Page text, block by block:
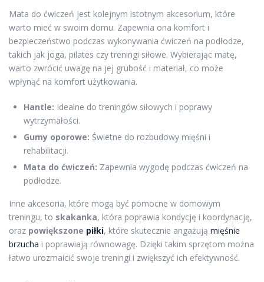
Mata do ćwiczeń jest kolejnym istotnym akcesorium, które
warto mieć w swoim domu. Zapewnia ona komfort i
bezpieczeństwo podczas wykonywania ćwiczeń na podłodze,
takich jak joga, pilates czy treningi siłowe. Wybierając matę,
warto zwrócić uwagę na jej grubość i materiał, co może
wpłynąć na komfort użytkowania.
Hantle: Idealne do treningów siłowych i poprawy
wytrzymałości.
Gumy oporowe: Świetne do rozbudowy mięśni i
rehabilitacji.
Mata do ćwiczeń: Zapewnia wygodę podczas ćwiczeń na
podłodze.
Inne akcesoria, które mogą być pomocne w domowym
treningu, to skakanka, która poprawia kondycję i koordynację,
oraz powiększone piłki, które skutecznie angażują mięśnie
brzucha i poprawiają równowagę. Dzięki takim sprzętom można
łatwo urozmaicić swoje treningi i zwiększyć ich efektywność.